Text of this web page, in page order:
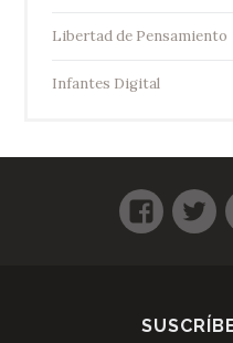
Libertad de Pensamiento
Infantes Digital